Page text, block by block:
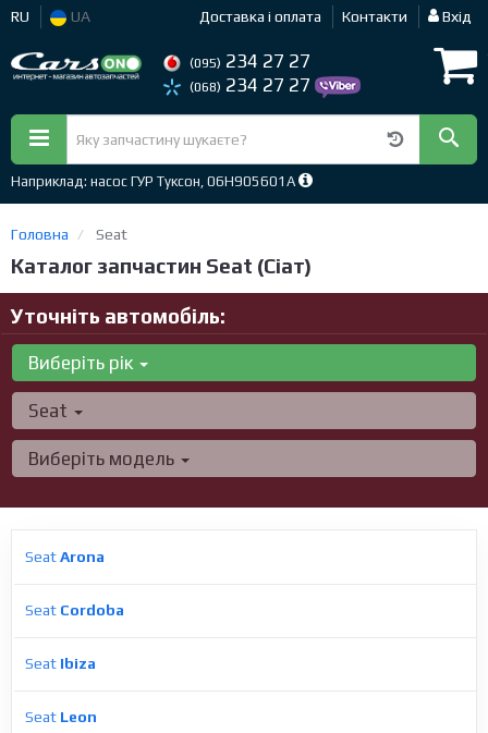
RU UA Доставка і оплата Контакти Вхід
(095) 234 27 27
(068) 234 27 27
Наприклад: насос ГУР Туксон, 06H905601A
Головна Seat
Каталог запчастин Seat (Сіат)
Уточніть автомобіль:
Виберіть рік
Seat
Виберіть модель
SeatArona
Seat Cordoba
Seat Ibiza
Seat Leon